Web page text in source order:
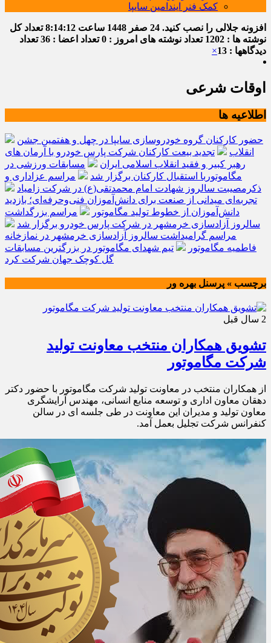
کمک فنر ایندامین سایپا
افزونه جلالی را نصب کنید. 24 صفر 1448 ساعت 8:14:12تعداد کل
نوشته ها : 1202
تعداد نوشته های امروز : 0 تعداد اعضا : 36
تعداد
دیدگاهها : 13
×
اوقات شرعی
اطلاعیه ها
حضور کارکنان گروه خودروسازی سایپا در چهل و هفتمین جشن
انقلاب
تجدید بیعت کارکنان شرکت پارس خودرو با آرمان های
رهبر کبیر و فقید انقلاب اسلامی ایران
مسابقات ورزشی در
مگاموتوربا استقبال کارکنان برگزار شد
مراسم عزاداری و
ذکرمصیبت سالروز شهادت امام محمدتقی(ع) در شرکت زامیاد
تجربه‌ای میدانی از صنعت برای دانش‌آموزان فنی‌وحرفه‌ای؛ بازدید
دانش‌آموزان از خطوط تولید مگاموتور
مراسم بزرگداشت
سالروز آزادسازی خرمشهر در شرکت پارس خودرو برگزار شد
مراسم گرامیداشت سالروز آزادسازی خرمشهر در نمازخانه
فاطمیه مگاموتور
تیم شهدای مگاموتور در بزرگترین مسابقات
گل کوچک جهان شرکت کرد
برچسب » پرسنل بهره ور
2 سال قبل
تشویق همکاران منتخب معاونت تولید
شرکت مگاموتور
از همکاران منتخب در معاونت تولید شرکت مگاموتور با حضور دکتر
دهقان معاون اداری و توسعه منابع انسانی، مهندس آرایشگری
معاون تولید و مدیران این معاونت در طی جلسه ای در سالن
کنفرانس شرکت تجلیل بعمل آمد.